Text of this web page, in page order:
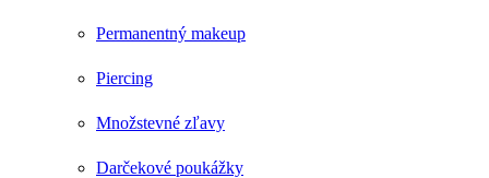
Permanentný makeup
Piercing
Množstevné zľavy
Darčekové poukážky